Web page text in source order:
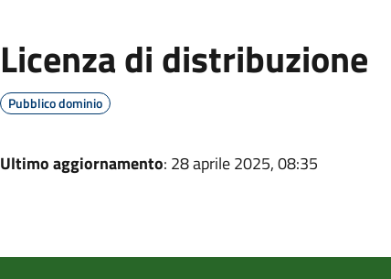
Licenza di distribuzione
Pubblico dominio
Ultimo aggiornamento: 28 aprile 2025, 08:35